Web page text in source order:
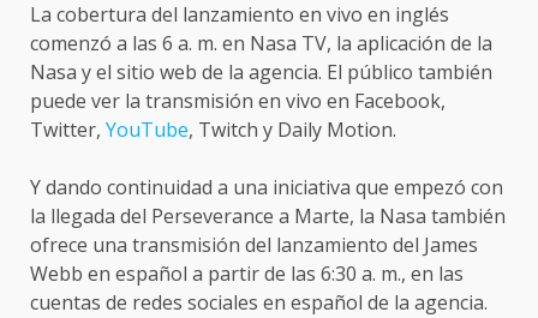
La cobertura del lanzamiento en vivo en inglés
comenzó a las 6 a. m. en Nasa TV, la aplicación de la
Nasa y el sitio web de la agencia. El público también
puede ver la transmisión en vivo en Facebook,
Twitter, YouTube, Twitch y Daily Motion.
Y dando continuidad a una iniciativa que empezó con
la llegada del Perseverance a Marte, la Nasa también
ofrece una transmisión del lanzamiento del James
Webb en español a partir de las 6:30 a. m., en las
cuentas de redes sociales en español de la agencia.